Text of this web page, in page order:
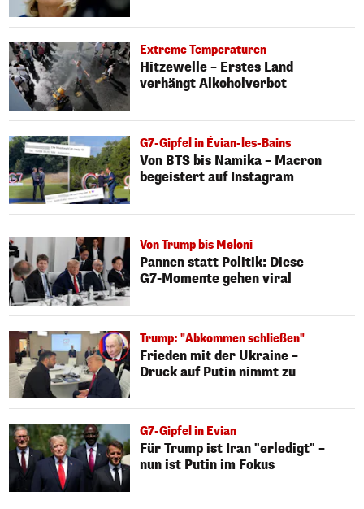
Extreme Temperaturen
Hitzewelle – Erstes Land
verhängt Alkoholverbot
G7-Gipfel in Évian-les-Bains
Von BTS bis Namika – Macron
begeistert auf Instagram
Von Trump bis Meloni
Pannen statt Politik: Diese
G7-Momente gehen viral
Trump: "Abkommen schließen"
Frieden mit der Ukraine –
Druck auf Putin nimmt zu
G7-Gipfel in Evian
Für Trump ist Iran "erledigt" –
nun ist Putin im Fokus